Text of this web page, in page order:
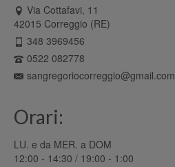
Via Cottafavi, 11
42015 Correggio (RE)
348 3969456
0522 082778
sangregoriocorreggio@gmail.com
Orari:
LU. e da MER. a DOM
12:00 - 14:30 / 19:00 - 1:00